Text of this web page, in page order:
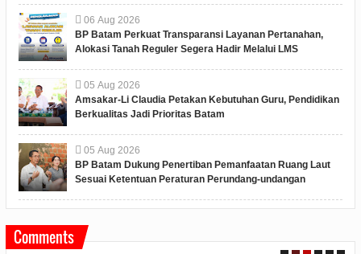
06 Aug 2026
BP Batam Perkuat Transparansi Layanan Pertanahan,
Alokasi Tanah Reguler Segera Hadir Melalui LMS
05 Aug 2026
Amsakar-Li Claudia Petakan Kebutuhan Guru, Pendidikan
Berkualitas Jadi Prioritas Batam
05 Aug 2026
BP Batam Dukung Penertiban Pemanfaatan Ruang Laut
Sesuai Ketentuan Peraturan Perundang-undangan
Comments